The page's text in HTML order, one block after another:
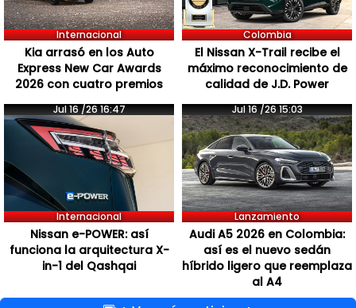
Internacional
Kia arrasó en los Auto
Express New Car Awards
2026 con cuatro premios
Colombia
El Nissan X-Trail recibe el
máximo reconocimiento de
calidad de J.D. Power
Jul 16 /26 16:47
Internacional
Nissan e-POWER: así
funciona la arquitectura X-
in-1 del Qashqai
Jul 16 /26 15:03
Lanzamiento
Audi A5 2026 en Colombia:
así es el nuevo sedán
híbrido ligero que reemplaza
al A4